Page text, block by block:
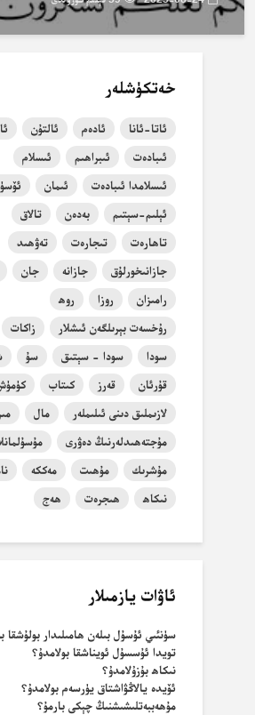
خەتكۈشلەر
ئاتا-ئانا ئادەم ئالتۇن
ئىبادەت
ئىبراھىم
ئىسلام
ئىسلامدا ئىبادەت
ئىمان
ئېلىم-سېتىم
بەدەن
تالاق
تاھارەت
تىجارەت
تەۋھىد
جازانىخورلۇق
جازانە جان
رامىزان
روزا
روھ
رۇخسەت بېرىلگەن ئىشلار
زاكات
سودا
سودا - سېتىق سۇ
قۇرئان
قەرز كىتاب
لازىملىق دىنى ئىلىملەر
مال
مۇجتەھىدلەرنىڭ دەۋرى
مۇشرىك
مۇھىت مەككە
نىكاھ
ھىجرەت ھەج
ئاۋات يازمىلار
سۈنئىي ئۇسۇل بىلەن ھامىلىدار بولۇشقا
تويدا ئۇسسۇل ئويناشقا بولامدۇ؟
نىكاھ بۇزۇلامدۇ؟
ئۆيدە يالاڭۋاشتاق يۈرسەم بولامدۇ؟
مۇھەببەتلىشىشنىڭ چېكى بارمۇ؟